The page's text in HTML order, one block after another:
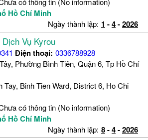
Hồ Chí Minh
Ngày thành lập: 1 -4-2026
Vụ Kyrou
Điện thoại: 0336788928
Phường Bình Tiên, Quận 6, Tp Hồ Chí
Tay, Binh Tien Ward, District 6, Ho Chi
có thông tin (No information)
Hồ Chí Minh
Ngày thành lập: 8-4-2026